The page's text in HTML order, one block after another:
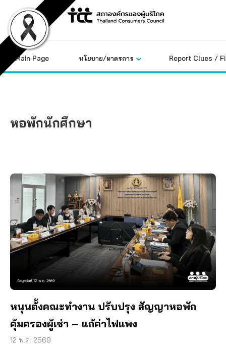
content
Main Page นโยบาย/มาตรการ Report Clues /
หอพักนักศึกษา
หนุนตั้งคณะทำงาน ปรับปรุง สัญญาหอพัก
คุ้มครองผู้เช่า – แก้ค่าไฟแพง
12 พ.ค. 2569